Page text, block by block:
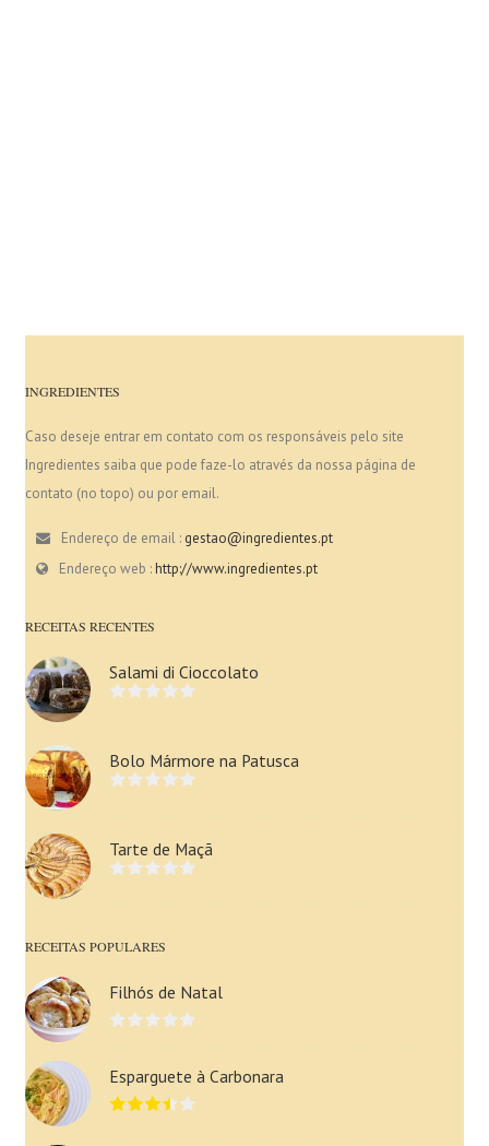
INGREDIENTES
Caso deseje entrar em contato com os responsáveis pelo site
Ingredientes saiba que pode faze-lo através da nossa página de
contato (no topo) ou por email.
Endereço de email : gestao@ingredientes.pt
Endereço web :http://www.ingredientes.pt
RECEITAS RECENTES
Salami di Cioccolato
Bolo Mármore na Patusca
Tarte de Maçã
RECEITAS POPULARES
Filhós de Natal
Esparguete à Carbonara